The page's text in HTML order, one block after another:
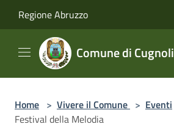
Regione Abruzzo
Comune di Cugnoli
Home > Vivere il Comune > Eventi
Festival della Melodia